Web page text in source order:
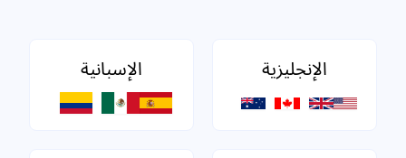
الإنجليزية الإسبانية